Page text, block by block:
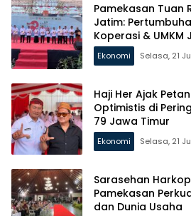
Pamekasan Tuan
Jatim:
Koperasi &
Ekonomi Selasa, 21
Haji Her Ajak
Optimistis di
79 Jawa Timur
Ekonomi Selasa, 21
Sarasehan
Pamekasan
dan Dunia Usaha